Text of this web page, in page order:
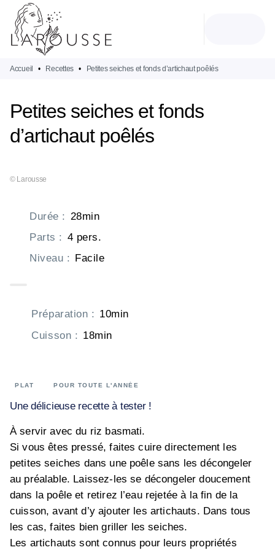
MENU
PIED DE PAGE
Accueil • Recettes • Petites seiches et fonds d’artichaut poêlés
Petites seiches et fonds
d’artichaut poêlés
© Larousse
Durée : 28min
Parts : 4 pers.
Niveau : Facile
Préparation : 10min
Cuisson : 18min
PLAT POUR TOUTE L'ANNÉE
Une délicieuse recette à tester !
À servir avec du riz basmati.
Si vous êtes pressé, faites cuire directement les
petites seiches dans une poêle sans les décongeler
au préalable. Laissez-les se décongeler doucement
dans la poêle et retirez l’eau rejetée à la fin de la
cuisson, avant d’y ajouter les artichauts. Dans tous
les cas, faites bien griller les seiches.
Les artichauts sont connus pour leurs propriétés